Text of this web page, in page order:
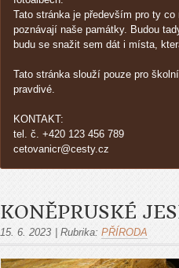
Tato stránka je především pro ty
poznávají naše památky. Budou
budu se snažit sem dát i místa,
Tato stránka slouží pouze pro
pravdivé.
KONTAKT:
tel. č. +420 123 456 789
cetovanicr@cesty.cz
KONĚPRUSKÉ
15. 6. 2023 Rubrika: PŘÍRODA